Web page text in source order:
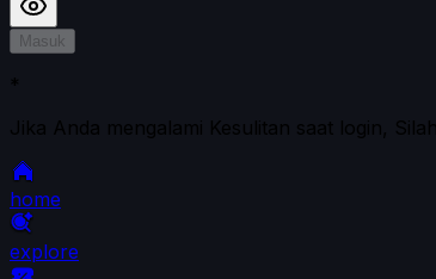
Masuk
*
Jika Anda mengalami Kesulitan saat login,
home
explore